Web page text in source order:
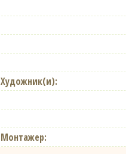
Художник(и):
Монтажер: